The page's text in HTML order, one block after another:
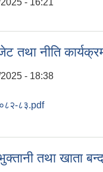
नीति
- 18:38
८३.pdf
तथा खाता बन्द